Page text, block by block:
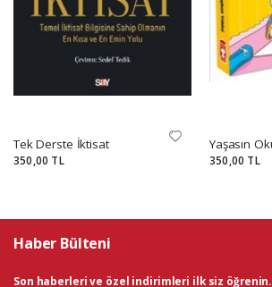
Tek Derste İktisat
350,00 TL 350,00 TL
Haber Bülteni
Son haberleri ve özel indirimleri ilk siz öğrenin.